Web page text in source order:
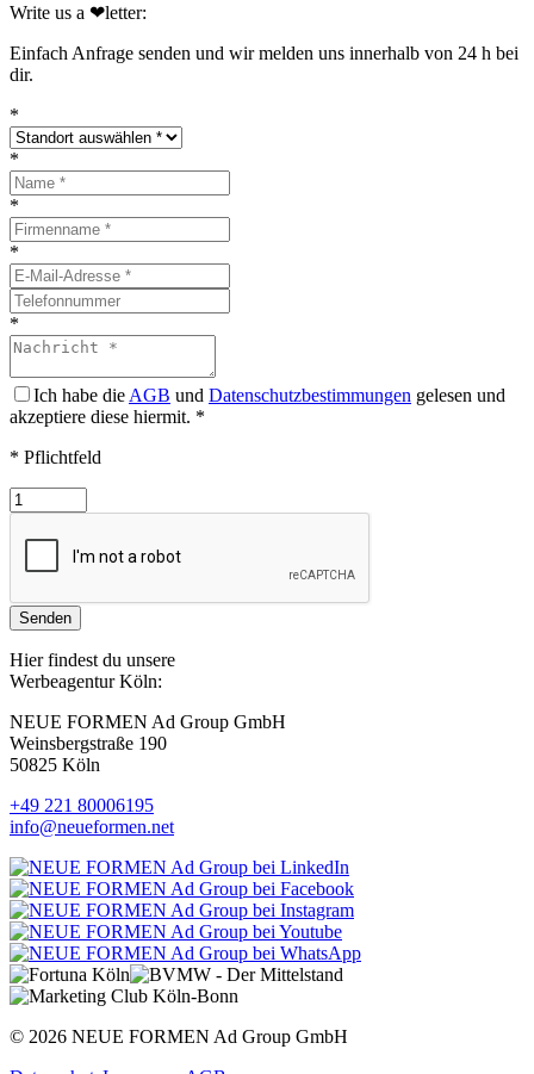
Write us a ❤︎letter:
Einfach Anfrage senden und wir melden uns innerhalb von 24 h bei
dir.
*
*
*
*
*
Ich habe die AGB und Datenschutzbestimmungen gelesen und
akzeptiere diese hiermit. *
* Pflichtfeld
Senden
Hier findest du unsere
Werbeagentur Köln:
NEUE FORMEN Ad Group GmbH
Weinsbergstraße 190
50825 Köln
+49 221 80006195
info@neueformen.net
© 2026 NEUE FORMEN Ad Group GmbH